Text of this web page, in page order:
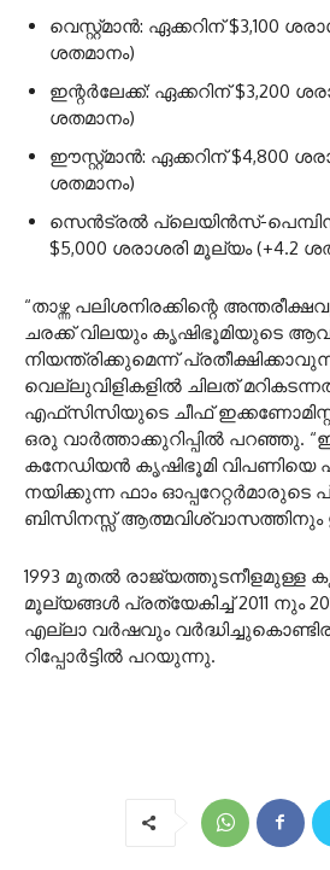
വെസ്റ്റ്മാൻ: ഏക്കറിന് $3,100
ശതമാനം)
ഇന്റർലേക്ക്: ഏക്കറിന് $3,200
ശതമാനം)
ഈസ്റ്റ്മാൻ: ഏക്കറിന് $4,800
ശതമാനം)
സെൻട്രൽ പ്ലെയിൻസ്-പെമ്പിന
$5,000 ശരാശരി മൂല്യം (+4.2
“താഴ്ന്ന പലിശനിരക്കിന്റെ
ചരക്ക് വിലയും കൃഷിഭൂമിയുടെ
നിയന്ത്രിക്കുമെന്ന്
വെല്ലുവിളികളിൽ ചിലത്
എഫ്‌സിസിയുടെ ചീഫ്
ഒരു വാർത്താക്കുറിപ്പിൽ പറഞ്ഞു.
കനേഡിയൻ കൃഷിഭൂമി വിപണിയെ
നയിക്കുന്ന ഫാം
ബിസിനസ്സ് ആത്മവിശ്വാസത്തിനും
1993 മുതൽ രാജ്യത്തുടനീളമുള്ള
മൂല്യങ്ങൾ പ്രത്യേകിച്ച് 2011 നും
എല്ലാ വർഷവും
റിപ്പോർട്ടിൽ പറയുന്നു.